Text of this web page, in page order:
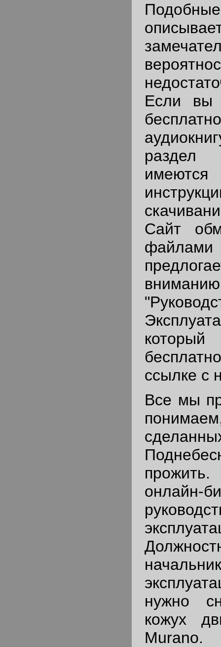
Если вы
раздел
Сайт
файлами
который
ссылке с
Все мы
нужно
кожух
Murano.